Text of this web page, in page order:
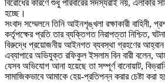
বিরোধের কারণে শুধু পরিবারের সদস্যরাই নয়, এলাকার
হচ্ছে।
‎সংবাদ সম্মেলনে তিনি আইনশৃঙ্খলা রক্ষাকারী বাহিনী,
কর্তৃপক্ষের প্রতি তার ব্যক্তিগত নিরাপত্তা নিশ্চিত,
বিরুদ্ধে প্রয়োজনীয় আইনগত ব্যবস্থা গ্রহণের আহ্বান
‎এব্যাপারে অভিযুক্ত রফিকুল ইসলাম বিন বারী বলেন,
যেসব অভিযোগ আনা হয়েছে তা সম্পূর্ণ বানোয়াট,
সামাজিকভাবে আমাকে হেয়-প্রতিপন্ন করার চেষ্টা করা